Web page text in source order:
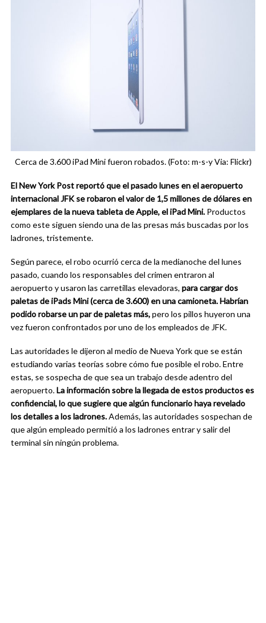
Cerca de 3.600 iPad Mini fueron robados. (Foto: m-s-y Via: Flickr)
El New York Post reportó que el pasado lunes en el aeropuerto
internacional JFK se robaron el valor de 1,5 millones de dólares en
ejemplares de la nueva tableta de Apple, el iPad Mini. Productos
como este siguen siendo una de las presas más buscadas por los
ladrones, tristemente.
Según parece, el robo ocurrió cerca de la medianoche del lunes
pasado, cuando los responsables del crimen entraron al
aeropuerto y usaron las carretillas elevadoras, para cargar dos
paletas de iPads Mini (cerca de 3.600) en una camioneta. Habrían
podido robarse un par de paletas más,pero los pillos huyeron una
vez fueron confrontados por uno de los empleados de JFK.
Las autoridades le dijeron al medio de Nueva York que se están
estudiando varias teorías sobre cómo fue posible el robo. Entre
estas, se sospecha de que sea un trabajo desde adentro del
aeropuerto.La información sobre la llegada de estos productos es
confidencial, lo que sugiere que algún funcionario haya revelado
los detalles a los ladrones.Además, las autoridades sospechan de
que algún empleado permitió a los ladrones entrar y salir del
terminal sin ningún problema.